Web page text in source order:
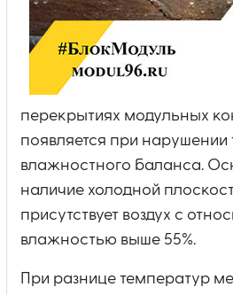
перекрытиях модульных
появляется при
влажностного баланса.
наличие холодной
присутствует воздух с
влажностью выше 55%.
При разнице температур